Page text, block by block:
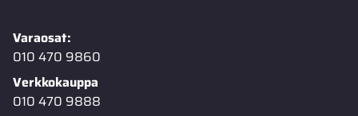
Varaosat:
010 470 9860
Verkkokauppa
010 470 9888